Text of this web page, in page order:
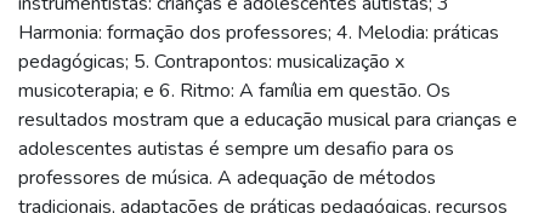
Harmonia: formação dos professores; 4. Melodia: práticas
pedagógicas; 5. Contrapontos: musicalização x
musicoterapia; e 6. Ritmo: A família em questão. Os
resultados mostram que a educação musical para crianças e
adolescentes autistas é sempre um desafio para os
professores de música. A adequação de métodos
tradicionais, adaptações de práticas pedagógicas, recursos